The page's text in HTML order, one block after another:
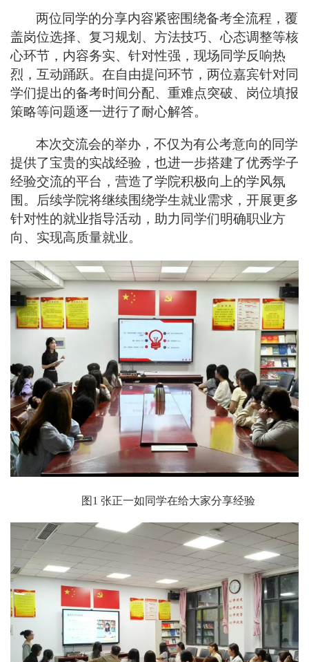
两位同学的分享内容紧密围绕备考全流程，覆
盖岗位选择、复习规划、方法技巧、心态调整等核
心环节，内容务实、针对性强，现场同学反响热
烈，互动踊跃。在自由提问环节，两位嘉宾针对同
学们提出的备考时间分配、重难点突破、岗位填报
策略等问题逐一进行了耐心解答。
本次交流会的举办，不仅为有公考意向的同学
提供了宝贵的实战经验，也进一步搭建了优秀学子
经验交流的平台，营造了学院积极向上的学风氛
围。后续学院将继续围绕学生就业需求，开展更多
针对性的就业指导活动，助力同学们明确职业方
向、实现高质量就业。
图1 张正一如同学在给大家分享经验